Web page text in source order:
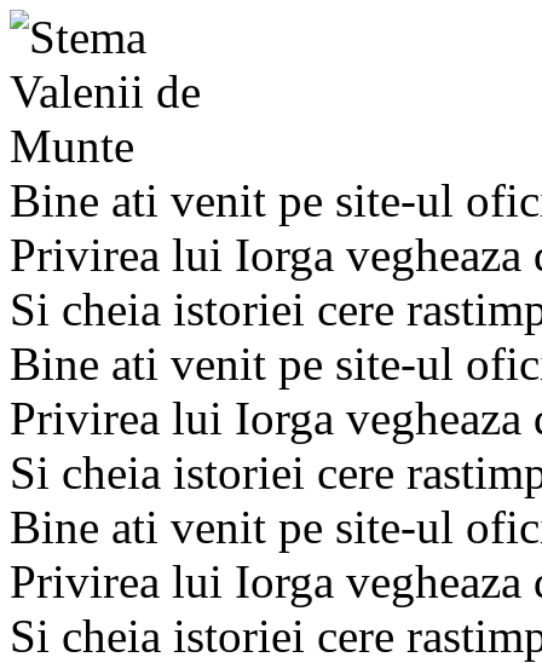
Bine ati venit pe site-ul
Privirea lui Iorga
Si cheia istoriei cere
Bine ati venit pe site-ul
Privirea lui Iorga
Si cheia istoriei cere
Bine ati venit pe site-ul
Privirea lui Iorga
Si cheia istoriei cere